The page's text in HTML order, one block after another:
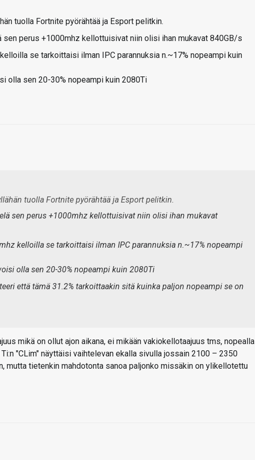
tuolla Fortnite pyörähtää ja Esport pelitkin.
sen perus +1000mhz kellottuisivat niin olisi ihan mukavat 840GB/s
se tarkoittaisi ilman IPC parannuksia n.~17% nopeampi kuin
olla sen 20-30% nopeampi kuin 2080Ti
tuolla Fortnite pyörähtää ja Esport pelitkin.
sen perus +1000mhz kellottuisivat niin olisi ihan mukavat
kelloilla se tarkoittaisi ilman IPC parannuksia n.~17% nopeampi
olla sen 20-30% nopeampi kuin 2080Ti
että tämä 31.2% tarkoittaakin sitä kuinka paljon nopeampi se on
mikä on ollut ajon aikana, ei mikään vakiokellotaajuus tms, nopealla
"CLim" näyttäisi vaihtelevan ekalla sivulla jossain 2100 – 2350
mutta tietenkin mahdotonta sanoa paljonko missäkin on ylikellotettu